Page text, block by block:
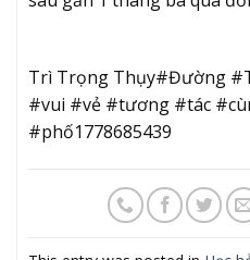
Trì Trọng Thụy#Đường
#vui #vẻ #tương #tác
#phố1778685439